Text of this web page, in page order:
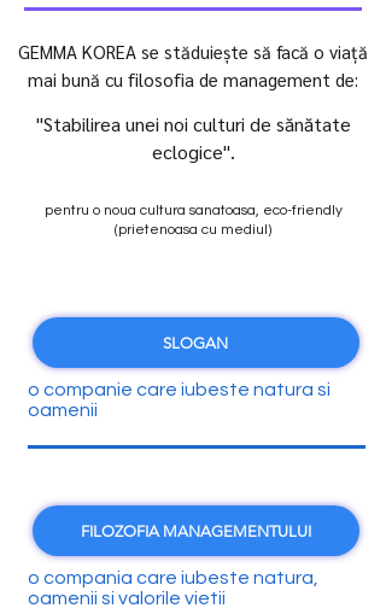
GEMMA KOREA se stăduiește să facă o viață
mai bună cu filosofia de management de:
"Stabilirea unei noi culturi de sănătate
eclogice".
pentru o noua cultura sanatoasa, eco-friendly
(prietenoasa cu mediul)
SLOGAN
o companie care iubeste natura si
oamenii
FILOZOFIA MANAGEMENTULUI
o compania care iubeste natura,
oamenii si valorile vietii